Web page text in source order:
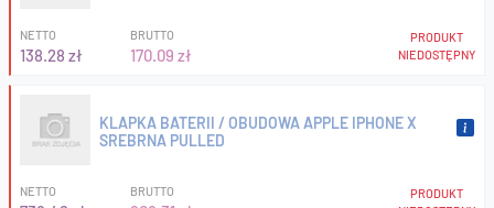
NETTO
138.28 zł
BRUTTO
170.09 zł
PRODUKT
NIEDOSTĘPNY
KLAPKA BATERII / OBUDOWA APPLE IPHONE X
SREBRNA PULLED
NETTO BRUTTO
PRODUKT